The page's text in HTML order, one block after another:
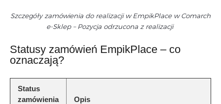
Szczegóły zamówienia do realizacji w EmpikPlace w Comarch
e-Sklep – Pozycja odrzucona z realizacji
Statusy zamówień EmpikPlace – co
oznaczają?
Status
zamówienia
Opis